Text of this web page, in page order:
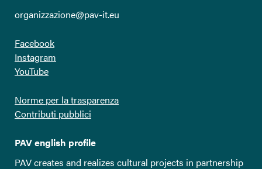
organizzazione@pav-it.eu
Facebook
Instagram
YouTube
Norme per la trasparenza
Contributi pubblici
PAV english profile
PAV creates and realizes cultural projects in partnership